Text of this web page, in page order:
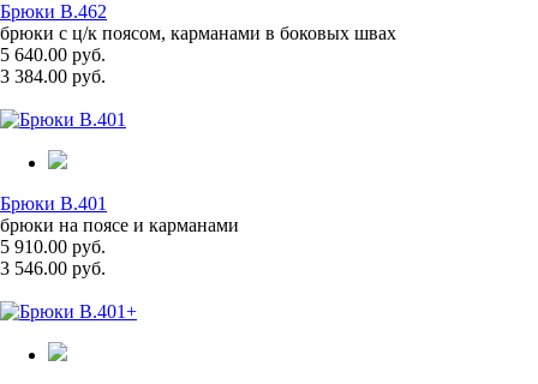
Брюки B.462
брюки с ц/к поясом, карманами в боковых швах
5 640.00 руб.
3 384.00 руб.
Брюки B.401
брюки на поясе и карманами
5 910.00 руб.
3 546.00 руб.